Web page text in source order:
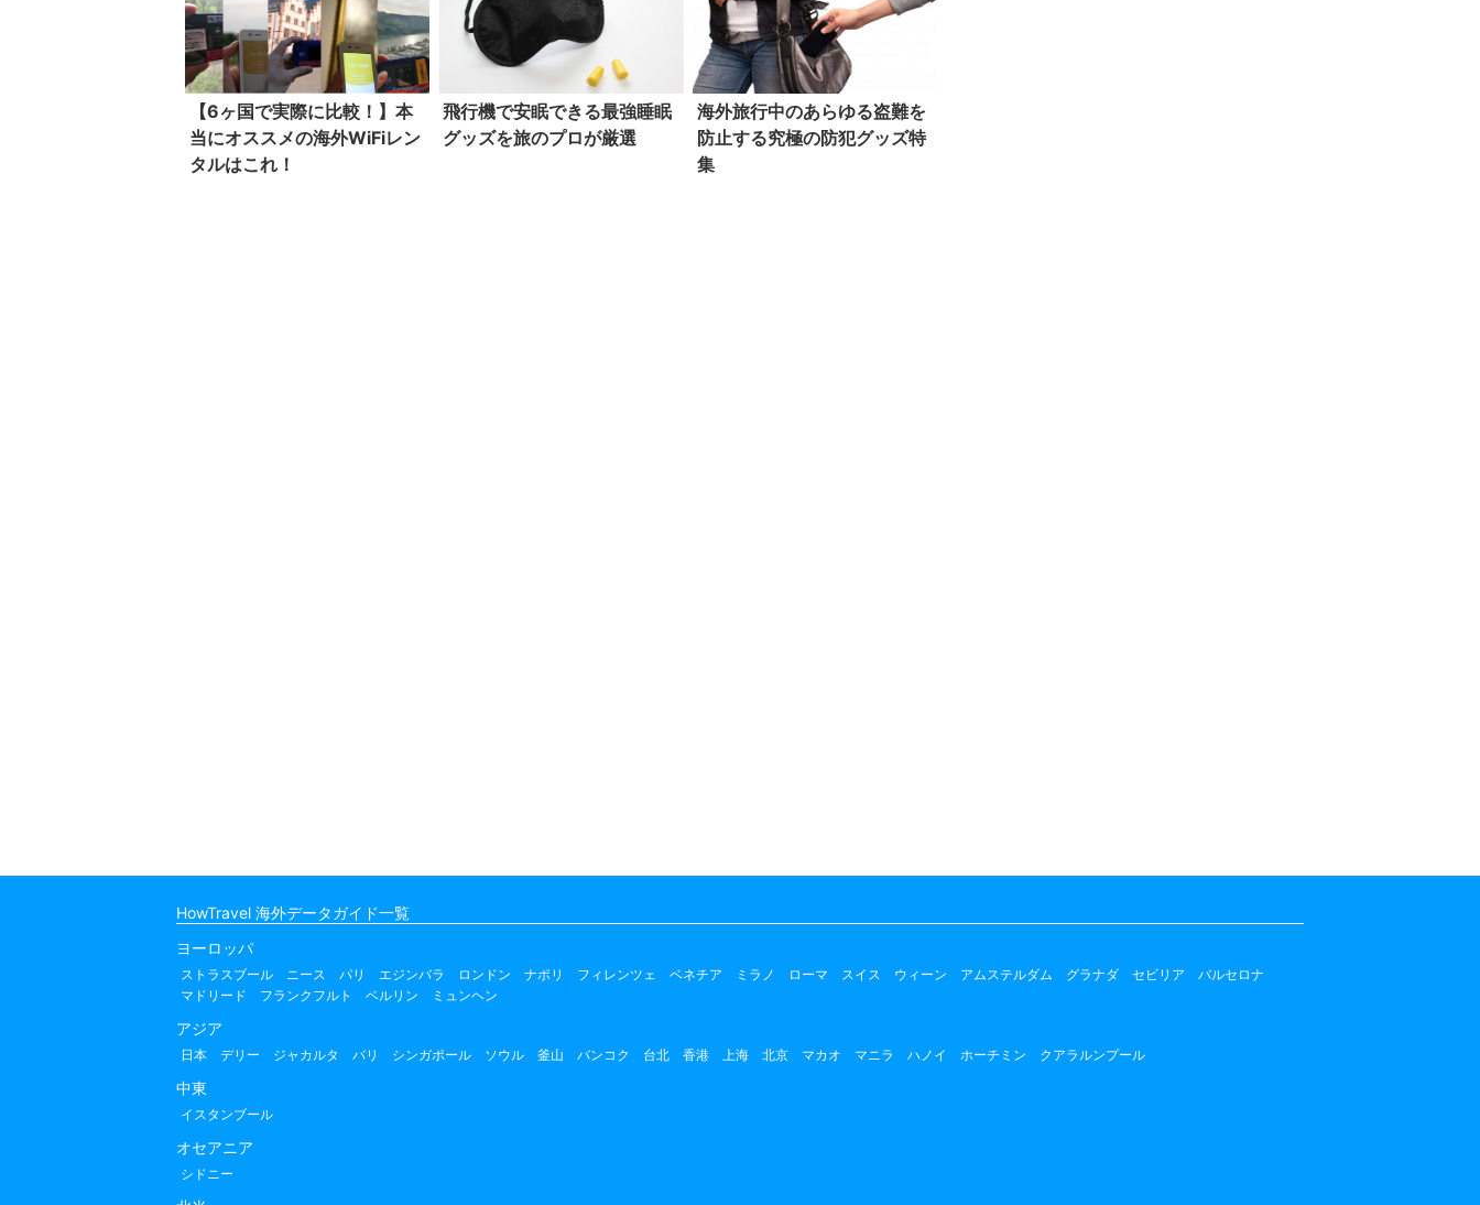
【6ヶ国で実際に比較！】本
当にオススメの海外WiFiレン
タルはこれ！
飛行機で安眠できる最強睡眠
グッズを旅のプロが厳選
海外旅行中のあらゆる盗難を
防止する究極の防犯グッズ特
集
HowTravel 海外データガイド一覧
ヨーロッパ
ストラスブール ニース パリ エジンバラ ロンドン ナポリ フィレンツェ ベネチア ミラノ ローマ スイス ウィーン アムステルダム グラナダ セビリア
バルセロナ
マドリード
フランクフルト ベルリン ミュンヘン
アジア
日本 デリー ジャカルタ バリ シンガポール ソウル 釜山 バンコク 台北 香港 上海 北京 マカオ マニラ ハノイ ホーチミン クアラルンプール
中東
イスタンブール
オセアニア
シドニー